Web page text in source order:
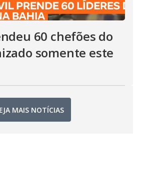
60 chefões do
somente este
MAIS NOTÍCIAS